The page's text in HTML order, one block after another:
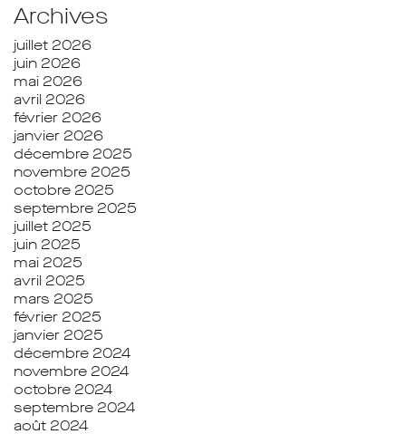
Archives
juillet 2026
juin 2026
mai 2026
avril 2026
février 2026
janvier 2026
décembre 2025
novembre 2025
octobre 2025
septembre 2025
juillet 2025
juin 2025
mai 2025
avril 2025
mars 2025
février 2025
janvier 2025
décembre 2024
novembre 2024
octobre 2024
septembre 2024
août 2024